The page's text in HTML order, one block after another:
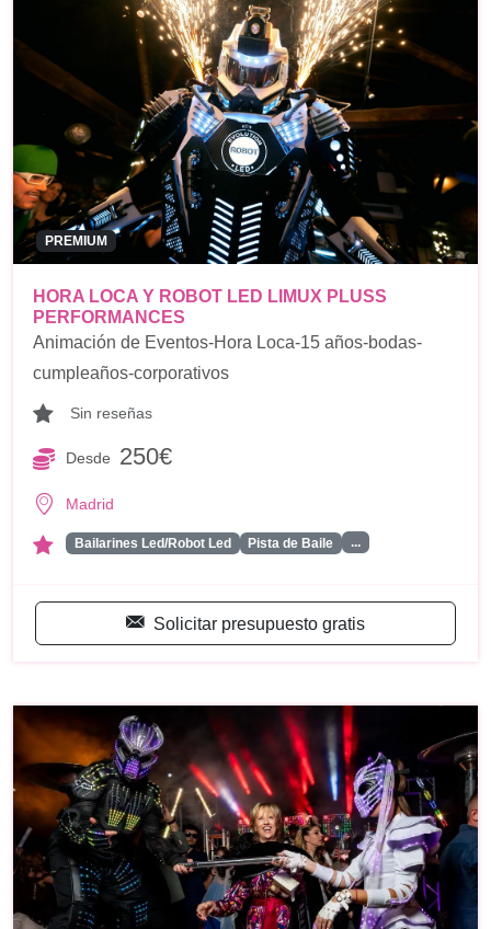
PREMIUM
HORA LOCA Y ROBOT LED LIMUX PLUSS
PERFORMANCES
Animación de Eventos-Hora Loca-15 años-bodas-
cumpleaños-corporativos
Sin reseñas
Desde 250€
Madrid
Bailarines Led/Robot Led Pista de Baile ...
Solicitar presupuesto gratis